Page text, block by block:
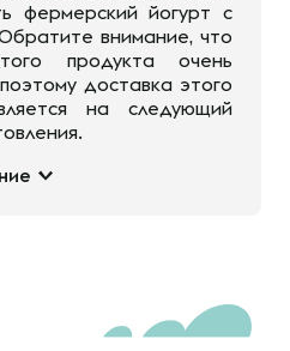
фермерский йогурт с
внимание, что
продукта очень
доставка этого
на следующий